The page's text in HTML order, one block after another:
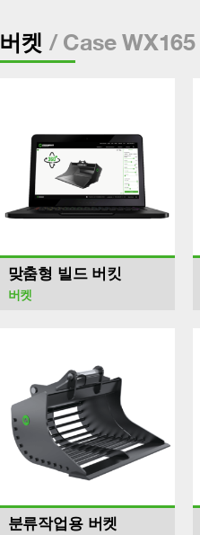
버켓 / Case WX165
맞춤형 빌드 버킷
버켓
분류작업용 버켓